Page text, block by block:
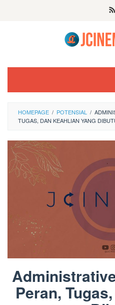
HOMEPAGE / POTENSIAL /
TUGAS, DAN KEAHLIAN YANG
Peran,